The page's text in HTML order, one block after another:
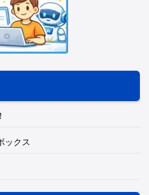
ックス